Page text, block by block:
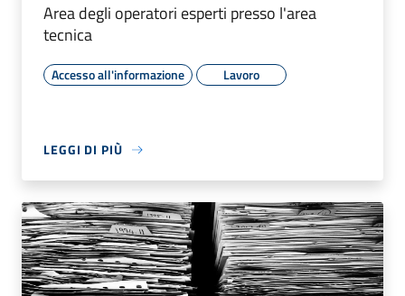
Area degli operatori esperti presso l'area
tecnica
Accesso all'informazione Lavoro
LEGGI DI PIÙ